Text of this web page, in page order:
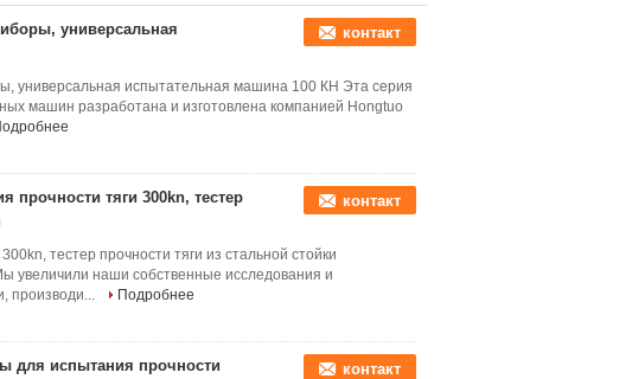
универсальная
контакт
универсальная испытательная машина 100 КН Эта серия
машин разработана и изготовлена компанией Hongtuo
прочности тяги 300kn, тестер
контакт
тестер прочности тяги из стальной стойки
увеличили наши собственные исследования и
производи...
Подробнее
для испытания прочности
контакт